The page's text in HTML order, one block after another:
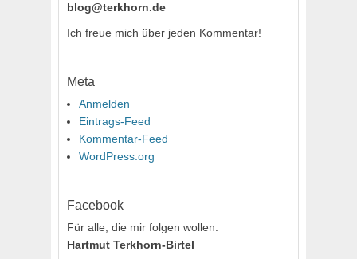
blog@terkhorn.de
Ich freue mich über jeden Kommentar!
Meta
Anmelden
Eintrags-Feed
Kommentar-Feed
WordPress.org
Facebook
Für alle, die mir folgen wollen:
Hartmut Terkhorn-Birtel